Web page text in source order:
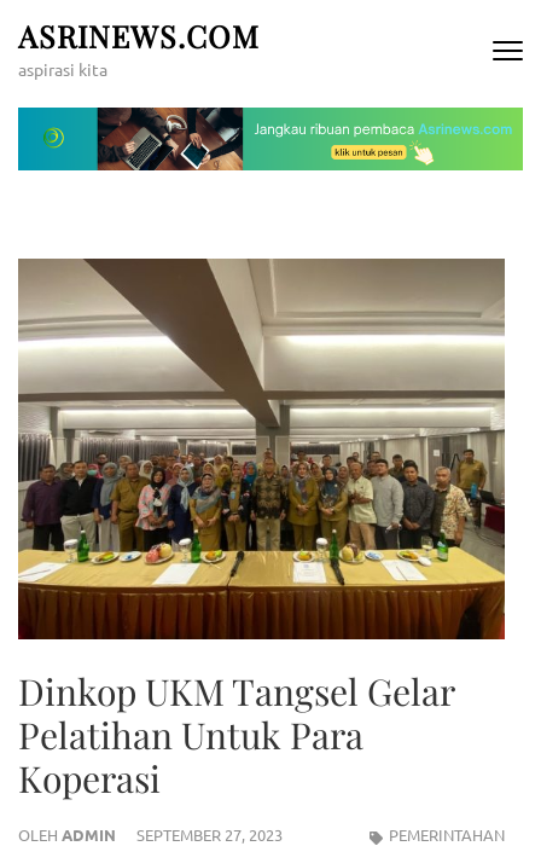
ke
konten
Enter)
ASRINEWS.COM
aspirasi kita
Dinkop UKM Tangsel Gelar
Pelatihan Untuk Para
Koperasi
OLEH ADMIN SEPTEMBER 27, 2023 PEMERINTAHAN